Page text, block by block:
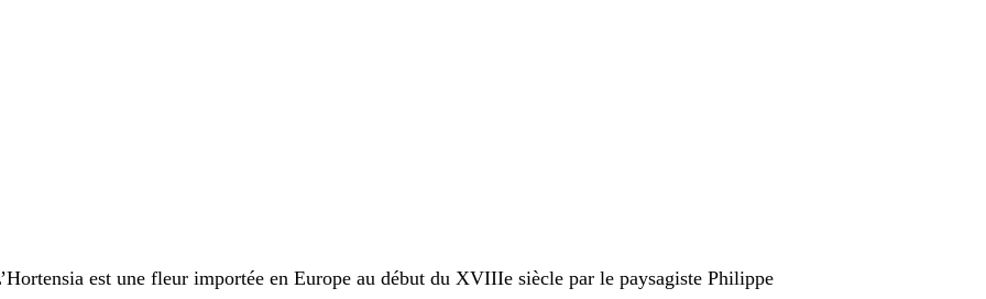
est une fleur importée en Europe au début du XVIIIe siècle par le paysagiste Philippe